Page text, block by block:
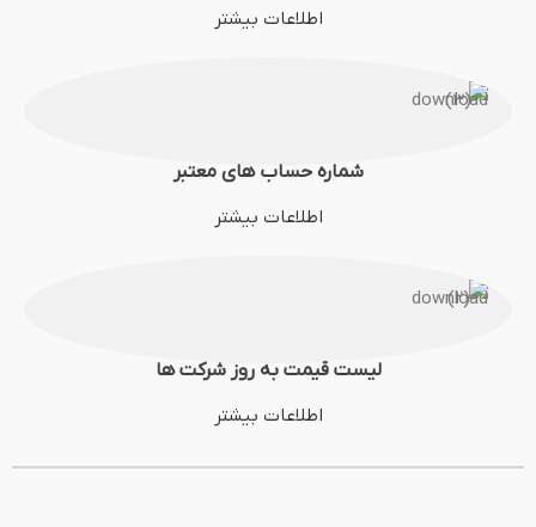
اطلاعات بیشتر
شماره حساب های معتبر
اطلاعات بیشتر
لیست قیمت به روز شرکت ها
اطلاعات بیشتر